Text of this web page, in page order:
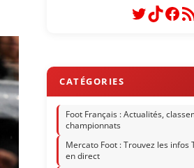
TwitterFlux
Foot Français : Actualités,
championnats
Mercato Foot : Trouvez les infos
en direct